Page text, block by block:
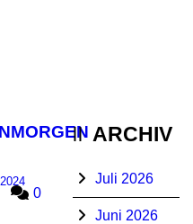
0
ARCHIV
Juli 2026
Juni 2026